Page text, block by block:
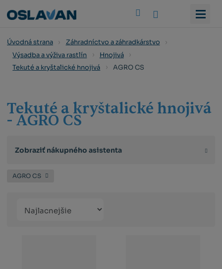
Úvodná strana
Záhradníctvo a záhradkárstvo
Výsadba a výživa rastlín
Hnojivá
Tekuté a kryštalické hnojivá
AGRO CS
Tekuté a kryštalické hnojivá
- AGRO CS
Zobraziť nákupného asistenta
AGRO CS
produktů